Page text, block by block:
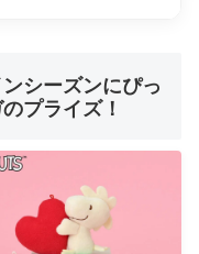
シーズンにぴっ
プライズ！